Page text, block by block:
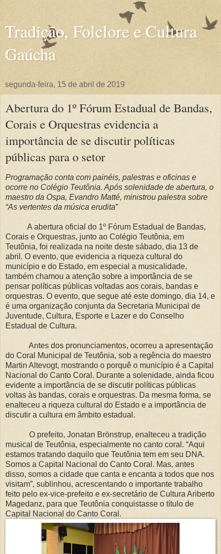
Tradição, Folclore e Cultura
Gaúcha
segunda-feira, 15 de abril de 2019
Abertura do 1º Fórum Estadual de Bandas,
Corais e Orquestras evidencia a
importância de se discutir políticas
públicas para o setor
Programação conta com painéis, palestras e oficinas e
ocorre no Colégio Teutônia. Após solenidade de abertura, o
maestro da Ospa, Evandro Matté, ministrou palestra sobre
“As vertentes da música erudita”
A abertura oficial do 1º Fórum Estadual de Bandas,
Corais e Orquestras, junto ao Colégio Teutônia, em
Teutônia, foi realizada na noite deste sábado, dia 13 de
abril. O evento, que evidencia a riqueza cultural do
município e do Estado, em especial a musicalidade,
também chamou a atenção sobre a importância de se
pensar políticas públicas voltadas aos corais, bandas e
orquestras. O evento, que segue até este domingo, dia 14, e
é uma organização conjunta da Secretaria Municipal de
Juventude, Cultura, Esporte e Lazer e do Conselho
Estadual de Cultura.
Antes dos pronunciamentos, ocorreu a apresentação
do Coral Municipal de Teutônia, sob a regência do maestro
Martin Altevogt, mostrando o porquê o município é a Capital
Nacional do Canto Coral. Durante a solenidade, ainda ficou
evidente a importância de se discutir políticas públicas
voltas às bandas, corais e orquestras. Da mesma forma, se
enalteceu a riqueza cultural do Estado e a importância de
discutir a cultura em âmbito estadual.
O prefeito, Jonatan Brönstrup, enalteceu a tradição
musical de Teutônia, especialmente no canto coral. “Aqui
estamos tratando daquilo que Teutônia tem em seu DNA.
Somos a Capital Nacional do Canto Coral. Mas, antes
disso, somos a cidade que canta e encanta a todos que nos
visitam”, sublinhou, acrescentando o importante trabalho
feito pelo ex-vice-prefeito e ex-secretário de Cultura Ariberto
Magedanz, para que Teutônia conquistasse o título de
Capital Nacional do Canto Coral.